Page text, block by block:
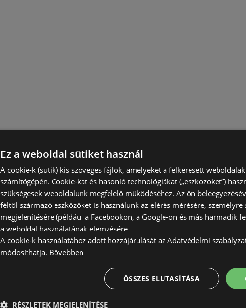
Ez a weboldal sütiket használ
A cookie-k (sütik) kis szöveges fájlok, amelyeket a felkeresett
számítógépén. Cookie-kat és hasonló technológiákat („eszközöket”)
szükségesek weboldalunk megfelelő működéséhez. Az ön
féltől származó eszközöket is használunk az elérés mérésére,
megjelenítésére (például a Facebookon, a Google-on és más harmadik
a weboldal használatának elemzésére.
A cookie-k használatához adott hozzájárulását az Adatvédelmi
módosíthatja. Bővebben
ÖSSZES ELUTASÍTÁSA
RÉSZLETEK MEGJELENÍTÉSE